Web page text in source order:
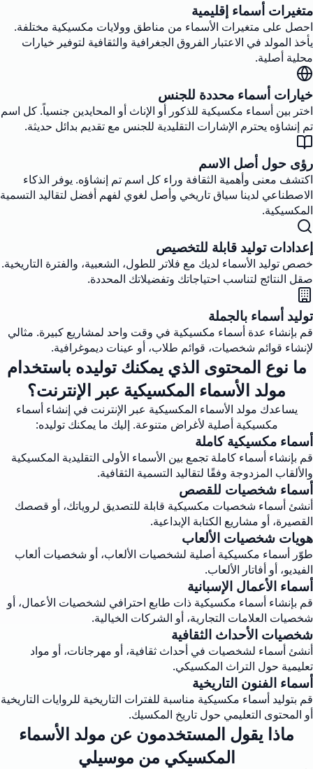
متغيرات أسماء إقليمية
احصل على متغيرات الأسماء من مناطق وولايات مكسيكية مختلفة.
يأخذ المولد في الاعتبار الفروق الجغرافية والثقافية لتوفير خيارات
محلية أصلية.
خيارات أسماء محددة للجنس
اختر بين أسماء مكسيكية للذكور أو الإناث أو المحايدين جنسياً. كل اسم
تم إنشاؤه يحترم الإشارات التقليدية للجنس مع تقديم بدائل حديثة.
رؤى حول أصل الاسم
اكتشف معنى وأهمية الثقافة وراء كل اسم تم إنشاؤه. يوفر الذكاء
الاصطناعي لدينا سياق تاريخي وأصل لغوي لفهم أفضل لتقاليد التسمية
المكسيكية.
إعدادات توليد قابلة للتخصيص
خصص توليد الأسماء لديك مع فلاتر للطول، الشعبية، والفترة التاريخية.
صقل النتائج لتناسب احتياجاتك وتفضيلاتك المحددة.
توليد أسماء بالجملة
قم بإنشاء عدة أسماء مكسيكية في وقت واحد لمشاريع كبيرة. مثالي
لإنشاء قوائم شخصيات، قوائم طلاب، أو عينات ديموغرافية.
ما نوع المحتوى الذي يمكنك توليده باستخدام
مولد الأسماء المكسيكية عبر الإنترنت؟
يساعدك مولد الأسماء المكسيكية عبر الإنترنت في إنشاء أسماء
مكسيكية أصلية لأغراض متنوعة. إليك ما يمكنك توليده:
أسماء مكسيكية كاملة
قم بإنشاء أسماء كاملة تجمع بين الأسماء الأولى التقليدية المكسيكية
والألقاب المزدوجة وفقًا لتقاليد التسمية الثقافية.
أسماء شخصيات للقصص
أنشئ أسماء شخصيات مكسيكية قابلة للتصديق لروياتك، أو قصصك
القصيرة، أو مشاريع الكتابة الإبداعية.
هويات شخصيات الألعاب
طوّر أسماء مكسيكية أصلية لشخصيات الألعاب، أو شخصيات ألعاب
الفيديو، أو أفاتار الألعاب.
أسماء الأعمال الإسبانية
قم بإنشاء أسماء مكسيكية ذات طابع احترافي لشخصيات الأعمال، أو
شخصيات العلامات التجارية، أو الشركات الخيالية.
شخصيات الأحداث الثقافية
أنشئ أسماء لشخصيات في أحداث ثقافية، أو مهرجانات، أو مواد
تعليمية حول التراث المكسيكي.
أسماء الفنون التاريخية
قم بتوليد أسماء مكسيكية مناسبة للفترات التاريخية للروايات التاريخية
أو المحتوى التعليمي حول تاريخ المكسيك.
ماذا يقول المستخدمون عن مولد الأسماء
المكسيكي من موسيلي